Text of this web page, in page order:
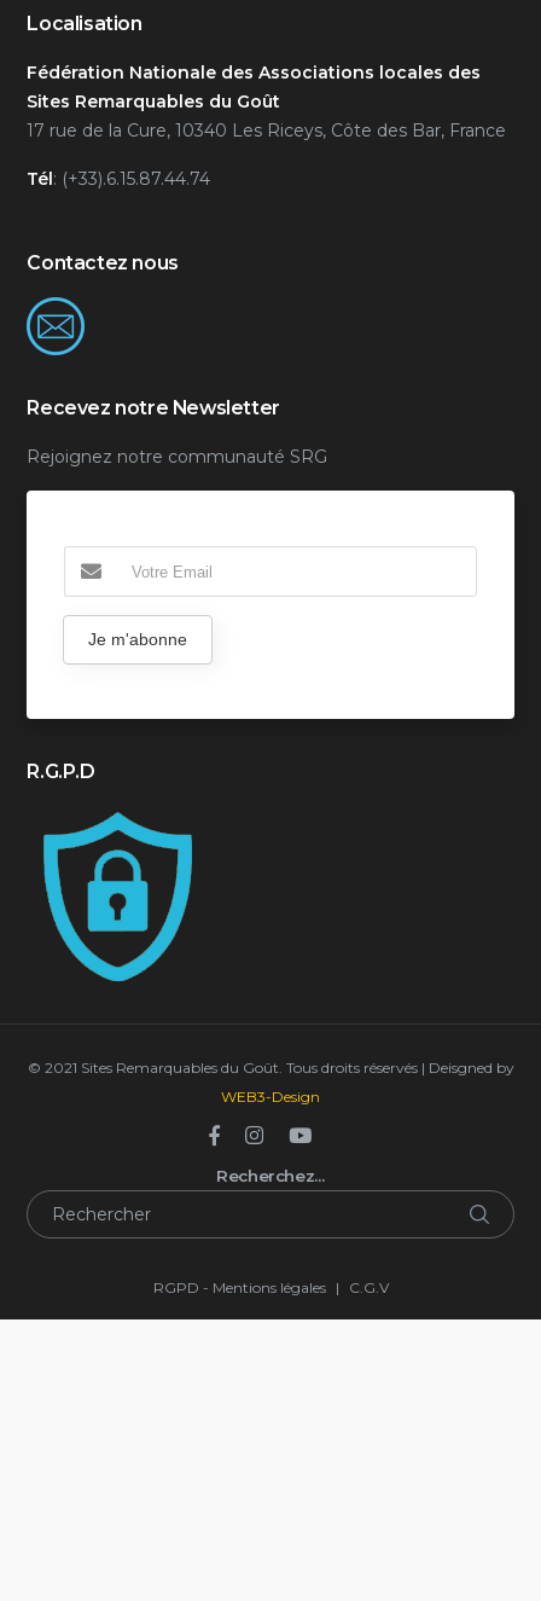
Localisation
Fédération Nationale des Associations locales des
Sites Remarquables du Goût
17 rue de la Cure, 10340 Les Riceys, Côte des Bar, France
Tél: (+33).6.15.87.44.74
Contactez nous
Recevez notre Newsletter
Rejoignez notre communauté SRG
Je m'abonne
R.G.P.D
© 2021 Sites Remarquables du Goût. Tous droits réservés | Deisgned by
WEB3-Design
Recherchez…
RGPD - Mentions légales | C.G.V